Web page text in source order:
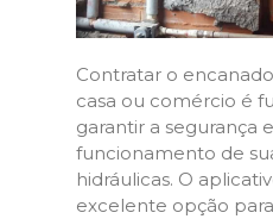
Contratar o
casa ou comércio é
garantir a segurança
funcionamento de
hidráulicas. O
excelente opção